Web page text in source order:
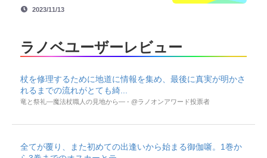
2023/11/13
ラノベユーザーレビュー
杖を修理するために地道に情報を集め、最後に真実が明かさ
れるまでの流れがとても綺...
竜と祭礼―魔法杖職人の見地から― - @ラノオンアワード投票者
全てが覆り、また初めての出逢いから始まる御伽噺。1巻か